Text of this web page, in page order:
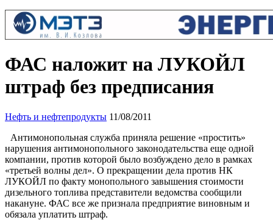
ФАС наложит на ЛУКОЙЛ
штраф без предписания
Нефть и нефтепродукты 11/08/2011
Антимонопольная служба приняла решение «простить»
нарушения антимонопольного законодательства еще одной
компании, против которой было возбуждено дело в рамках
«третьей волны дел». О прекращении дела против НК
ЛУКОЙЛ по факту монопольного завышения стоимости
дизельного топлива представители ведомства сообщили
накануне. ФАС все же признала предприятие виновным и
обязала уплатить штраф.